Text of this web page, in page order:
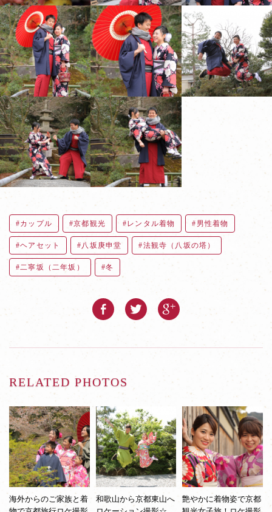
カップル 京都観光 レンタル着物 男性着物
ヘアセット 八坂庚申堂 法観寺（八坂の塔）
二寧坂（二年坂） 冬
RELATED PHOTOS
海外からのご家族と着
和歌山から京都東山へ
艶やかに着物姿で京都